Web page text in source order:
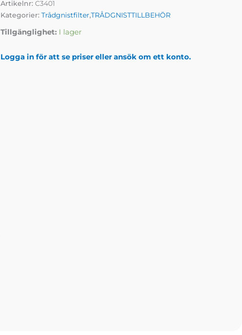
Artikelnr: C3401
Kategorier: Trådgnistfilter,TRÅDGNISTTILLBEHÖR
Tillgänglighet: I lager
Logga in för att se priser eller ansök om ett konto.